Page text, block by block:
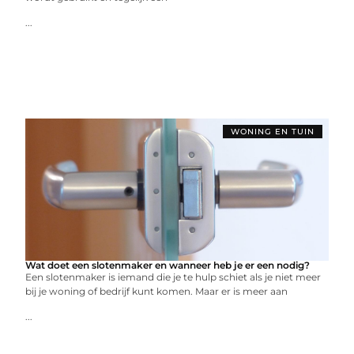
...
WONING EN TUIN
Wat doet een slotenmaker en wanneer heb je er een nodig?
Een slotenmaker is iemand die je te hulp schiet als je niet meer
bij je woning of bedrijf kunt komen. Maar er is meer aan
...